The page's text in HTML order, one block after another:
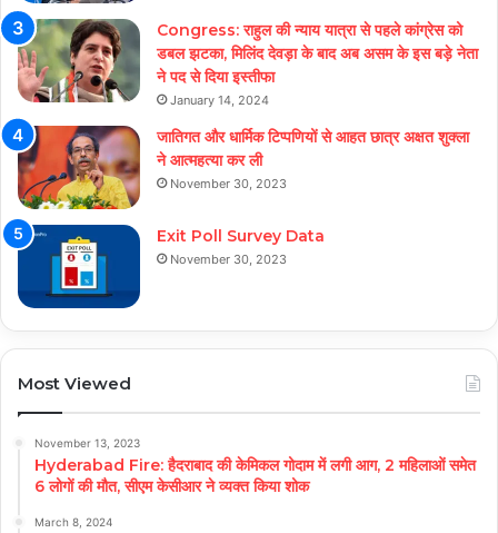
Congress: राहुल की न्याय यात्रा से पहले कांग्रेस को
डबल झटका, मिलिंद देवड़ा के बाद अब असम के इस बड़े नेता
ने पद से दिया इस्तीफा
January 14, 2024
जातिगत और धार्मिक टिप्पणियों से आहत छात्र अक्षत शुक्ला
ने आत्महत्या कर ली
November 30, 2023
Exit Poll Survey Data
November 30, 2023
Most Viewed
November 13, 2023
Hyderabad Fire: हैदराबाद की केमिकल गोदाम में लगी आग, 2 महिलाओं समेत
6 लोगों की मौत, सीएम केसीआर ने व्यक्त किया शोक
March 8, 2024